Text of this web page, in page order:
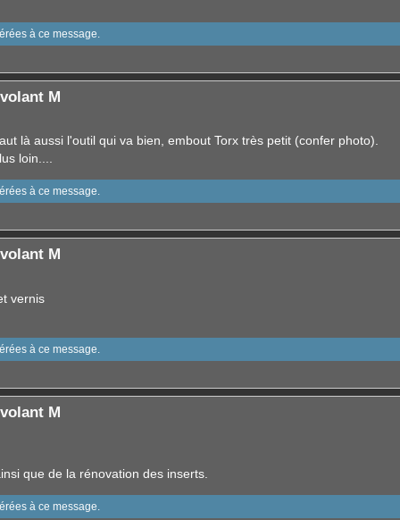
à ce message.
M
là aussi l'outil qui va bien, embout Torx très petit (confer photo).
loin....
à ce message.
M
vernis
à ce message.
M
que de la rénovation des inserts.
à ce message.